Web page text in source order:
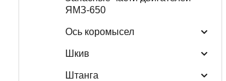
ЯМЗ-650
Ось коромысел
Шкив
Штанга